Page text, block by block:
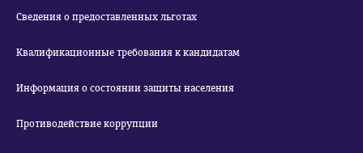
Сведения о предоставленных льготах
Квалификационные требования к кандидатам
Информация о состоянии защиты населения
Противодействие коррупции